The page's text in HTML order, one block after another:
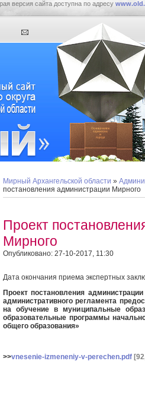
версия сайта доступна по адресу
Мирный Архангельской области »
постановления администрации Мирного
Проект
Мирного
Опубликовано: 27-10-2017, 11:30
Дата окончания приема экспертных
Проект постановления
административного регламента
на обучение в муниципальные
образовательные программы
общего образования»
>>vnesenie-izmeneniy-v-perechen.pdf